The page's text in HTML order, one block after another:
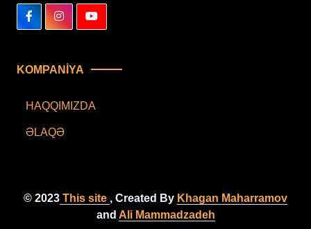
KOMPANIYA
HAQQIMIZDA
ƏLAQƏ
© 2023 This site , Created By Khagan Maharramov
and Ali Mammadzadeh